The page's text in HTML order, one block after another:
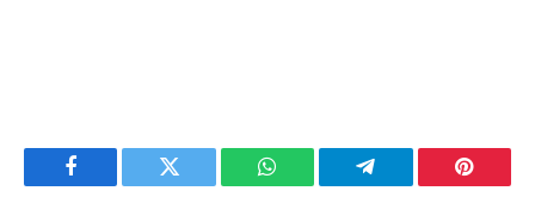
Facebook Twitter WhatsApp Telegram